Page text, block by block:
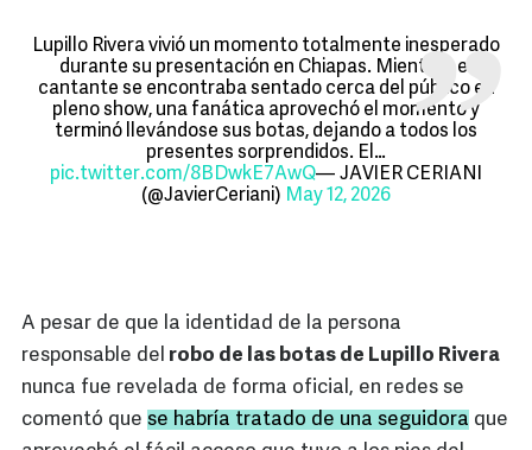
Lupillo Rivera vivió un momento totalmente inesperado
durante su presentación en Chiapas. Mientras el
cantante se encontraba sentado cerca del público en
pleno show, una fanática aprovechó el momento y
terminó llevándose sus botas, dejando a todos los
presentes sorprendidos. El…
pic.twitter.com/8BDwkE7AwQ— JAVIER CERIANI
(@JavierCeriani) May 12, 2026
A pesar de que la identidad de la persona
responsable del robo de las botas de Lupillo Rivera
nunca fue revelada de forma oficial, en redes se
comentó que se habría tratado de una seguidora que